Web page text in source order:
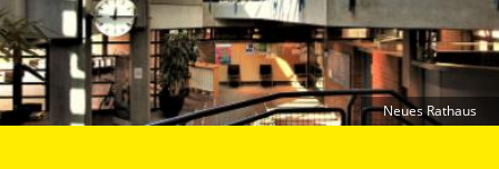
Neues Rathaus